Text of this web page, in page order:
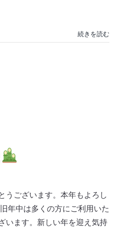
続きを読む
うございます。本年もよろし
年中は多くの方にご利用いた
います。新しい年を迎え気持